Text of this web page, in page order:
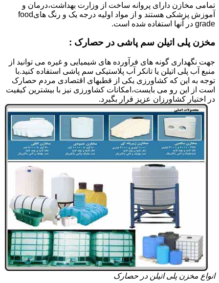
تمامی مخازن دارای پروانه ساخت از وزارت بهداشت،درمان و
آموزش پزشکی هستند و از مواد اولیه درجه یک و رنگ هایfood
grade در آنها استفاده شده است.
مخزن پلی اتیلن سم پاشی در حصارک :
جهت نگهداری گونه های فرآورده های شیمیایی و غیره می توانید از
منبع آب پلی اتیلن یا تانکر آب پلاستیکی سم پاشی استفاده کنید.با
توجه به این که کشاورزی یکی از قطبهای اقتصادی مردم حصارک
است از این رو می بایست،امکانات کشاورزی نیز با بیشترین کیفیت
در اختیار کشاورزان عزیز قرار بگیرد.
انواع مخزن پلی اتیلن در حصارک